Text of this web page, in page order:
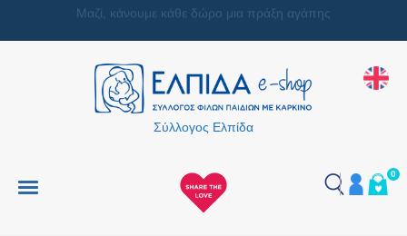
Μαζί, κάνουμε κάθε δώρο μια πράξη αγάπης
Σύλλογος Ελπίδα
0